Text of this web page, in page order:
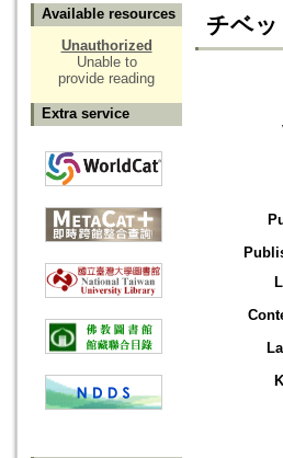
Available resources
Unauthorized
Unable to
provide reading
Extra service
チベ